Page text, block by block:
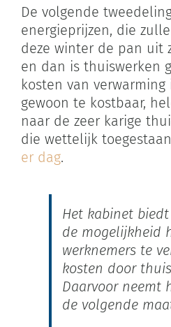
De volgende
energieprijzen, die
deze winter de pan uit
en dan is thuiswerken
kosten van
gewoon te kostbaar,
naar de zeer karige
die wettelijk
er dag.
Het kabinet biedt
de mogelijkheid
werknemers te
kosten door
Daarvoor neemt
de volgende